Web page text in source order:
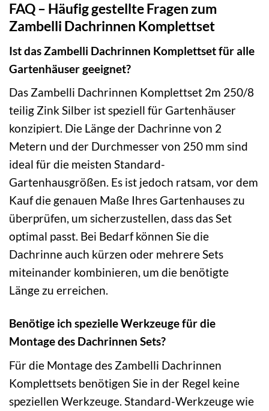
FAQ – Häufig gestellte Fragen zum
Zambelli Dachrinnen Komplettset
Ist das Zambelli Dachrinnen Komplettset für alle
Gartenhäuser geeignet?
Das Zambelli Dachrinnen Komplettset 2m 250/8
teilig Zink Silber ist speziell für Gartenhäuser
konzipiert. Die Länge der Dachrinne von 2
Metern und der Durchmesser von 250 mm sind
ideal für die meisten Standard-
Gartenhausgrößen. Es ist jedoch ratsam, vor dem
Kauf die genauen Maße Ihres Gartenhauses zu
überprüfen, um sicherzustellen, dass das Set
optimal passt. Bei Bedarf können Sie die
Dachrinne auch kürzen oder mehrere Sets
miteinander kombinieren, um die benötigte
Länge zu erreichen.
Benötige ich spezielle Werkzeuge für die
Montage des Dachrinnen Sets?
Für die Montage des Zambelli Dachrinnen
Komplettsets benötigen Sie in der Regel keine
speziellen Werkzeuge. Standard-Werkzeuge wie